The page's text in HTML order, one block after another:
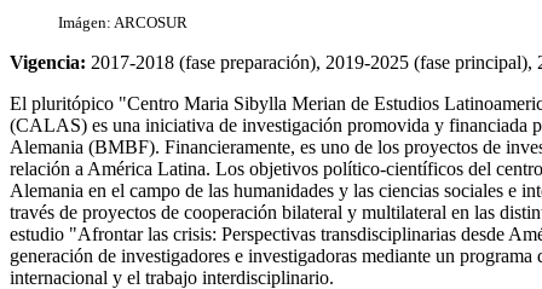
Imágen: ARCOSUR
Vigencia: 2017-2018 (fase preparación), 2019-2025 (fase principal),
El pluritópico "Centro Maria Sibylla Merian de Estudios
(CALAS) es una iniciativa de investigación promovida y financiada
Alemania (BMBF). Financieramente, es uno de los proyectos de
relación a América Latina. Los objetivos político-científicos del
Alemania en el campo de las humanidades y las ciencias sociales e
través de proyectos de cooperación bilateral y multilateral en las
estudio "Afrontar las crisis: Perspectivas transdisciplinarias desde
generación de investigadores e investigadoras mediante un programa
internacional y el trabajo interdisciplinario.